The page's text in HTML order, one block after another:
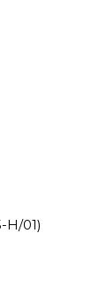
H/01)